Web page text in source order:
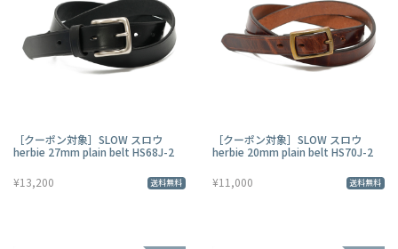
［クーポン対象］SLOW スロウ
herbie 27mm plain belt HS68J-2
¥13,200 送料無料
［クーポン対象］SLOW スロウ
herbie 20mm plain belt HS70J-2
¥11,000 送料無料